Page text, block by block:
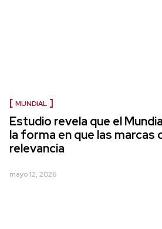
MUNDIAL
Estudio revela que el
la forma en que las marcas
relevancia
mayo 12, 2026